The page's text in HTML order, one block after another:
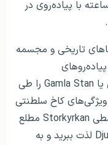
با پیاده‌روی در
تاریخی و مجسمه
خیابان‌های سنگفرش شده شهر قدیمی یا Gamla Stan را طی
کاخ سلطنتی
Kundliga Slottet و کلیسای قرون وسطی Storkyrkan مطلع
شوید. از سوار شدن به کشتی Djurgården لذت ببرید و به